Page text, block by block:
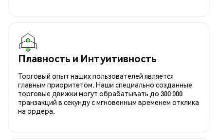
Плавность и Интуитивность
Торговый опыт наших пользователей является
главным приоритетом. Наши специально созданные
торговые движки могут обрабатывать до 300 000
транзакций в секунду с мгновенным временем отклика
на ордера.